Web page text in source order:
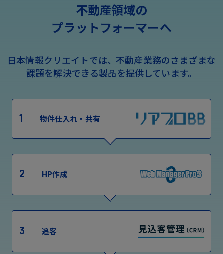
不動産領域の
プラットフォーマーへ
日本情報クリエイトでは、不動産業務のさまざまな
課題を解決できる製品を提供しています。
1 物件仕入れ・共有
2 HP作成
3 追客